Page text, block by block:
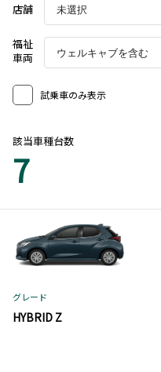
店舗
福祉
車両
試乗車のみ表示
該当車種台数
7
グレード
HYBRID Z